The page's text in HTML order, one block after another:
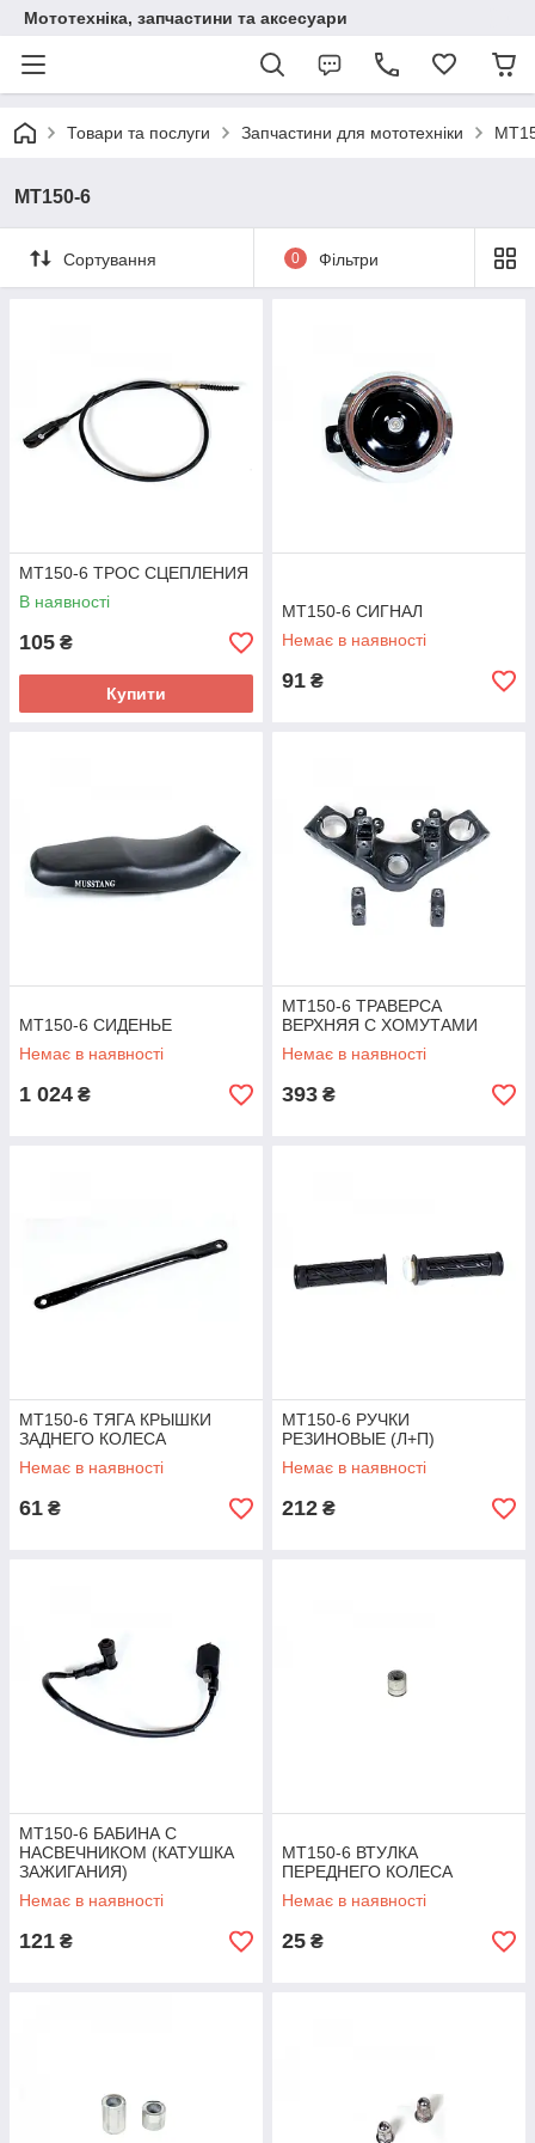
Мототехніка, запчастини та аксесуари
Товари та послуги Запчастини для мототехніки
MT150-6
Сортування 0 Фільтри
MT150-6 ТРОС СЦЕПЛЕНИЯ
В наявності
105 ₴
Купити
MT150-6 СИГНАЛ
Немає в наявності
91 ₴
MT150-6 СИДЕНЬЕ
Немає в наявності
1 024 ₴
MT150-6 ТРАВЕРСА
ВЕРХНЯЯ С ХОМУТАМИ
Немає в наявності
393 ₴
MT150-6 ТЯГА КРЫШКИ
ЗАДНЕГО КОЛЕСА
Немає в наявності
61 ₴
MT150-6 РУЧКИ
РЕЗИНОВЫЕ (Л+П)
Немає в наявності
212 ₴
MT150-6 БАБИНА С
НАСВЕЧНИКОМ (КАТУШКА
ЗАЖИГАНИЯ)
Немає в наявності
121 ₴
MT150-6 ВТУЛКА
ПЕРЕДНЕГО КОЛЕСА
Немає в наявності
25 ₴